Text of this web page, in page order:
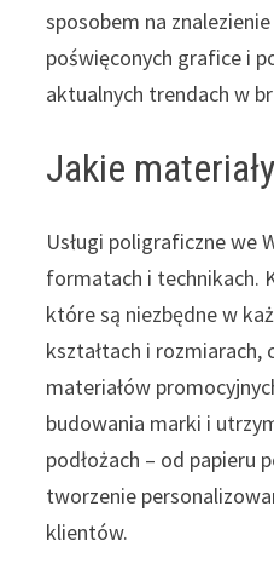
sposobem na
poświęconych grafice i
aktualnych trendach w
Jakie
Usługi poligraficzne we
formatach i technikach.
które są niezbędne w
kształtach i
materiałów
budowania marki i
podłożach – od
tworzenie
klientów.